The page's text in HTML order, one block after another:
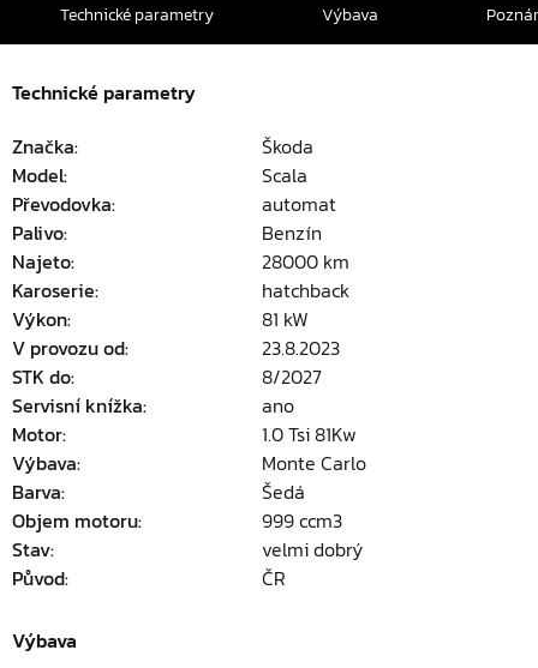
Technické parametry Výbava
Technické parametry
Značka:
Škoda
Model:
Scala
Převodovka:
automat
Palivo:
Benzín
Najeto:
28000 km
Karoserie:
hatchback
Výkon:
81 kW
V provozu od:
23.8.2023
STK do:
8/2027
Servisní knížka:
ano
Motor:
1.0 Tsi 81Kw
Výbava:
Monte Carlo
Barva:
Šedá
Objem motoru:
999 ccm3
Stav:
velmi dobrý
Původ:
ČR
Výbava